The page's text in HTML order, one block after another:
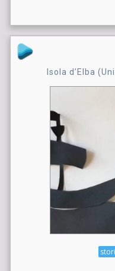
Isola d’Elba